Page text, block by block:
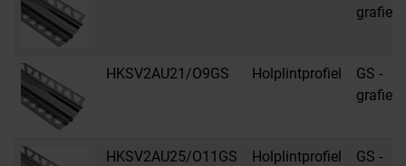
HKSV2AU21/O9GS Holplintprofiel
GS -
HKSV2AU25/O11GS Holplintprofiel
GS -